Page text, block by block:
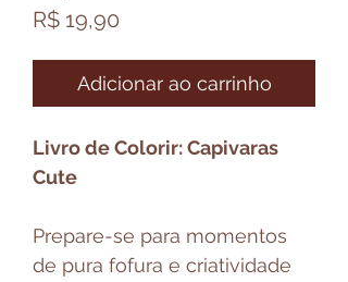
R$ 19,90
Adicionar ao carrinho
Livro de Colorir: Capivaras
Cute
Prepare-se para momentos
de pura fofura e criatividade